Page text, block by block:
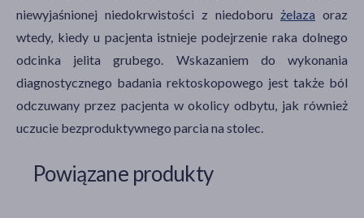
niewyjaśnionej niedokrwistości z niedoboru żelaza oraz
wtedy, kiedy u pacjenta istnieje podejrzenie raka dolnego
odcinka jelita grubego. Wskazaniem do wykonania
diagnostycznego badania rektoskopowego jest także ból
odczuwany przez pacjenta w okolicy odbytu, jak również
uczucie bezproduktywnego parcia na stolec.
Powiązane produkty